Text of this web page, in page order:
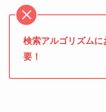
検索アルゴリズム
要！